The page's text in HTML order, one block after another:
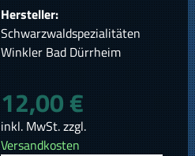
Hersteller:
Schwarzwaldspezialitäten
Winkler Bad Dürrheim
12,00 €
inkl. MwSt. zzgl.
Versandkosten